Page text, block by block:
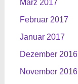
März 2017
Februar 2017
Januar 2017
Dezember 2016
November 2016